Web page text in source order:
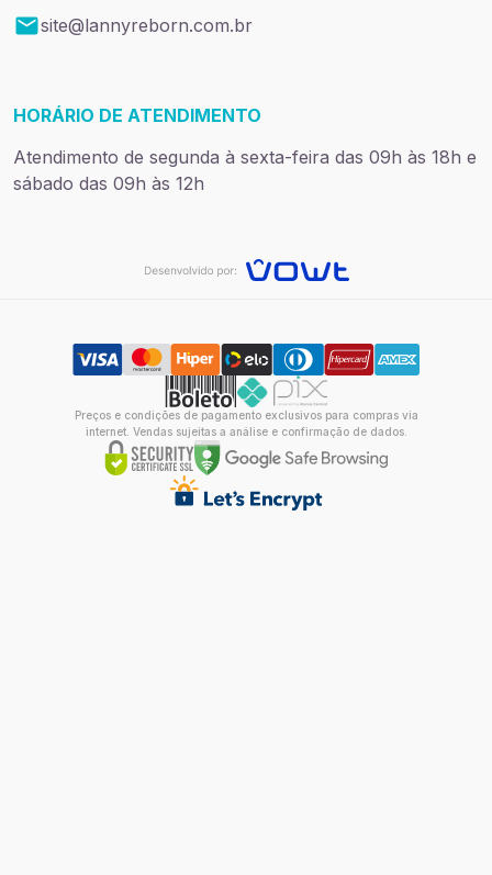
site@lannyreborn.com.br
HORÁRIO DE ATENDIMENTO
Atendimento de segunda à sexta-feira das 09h às 18h e
sábado das 09h às 12h
Preços e condições de pagamento exclusivos para compras via
internet. Vendas sujeitas a análise e confirmação de dados.